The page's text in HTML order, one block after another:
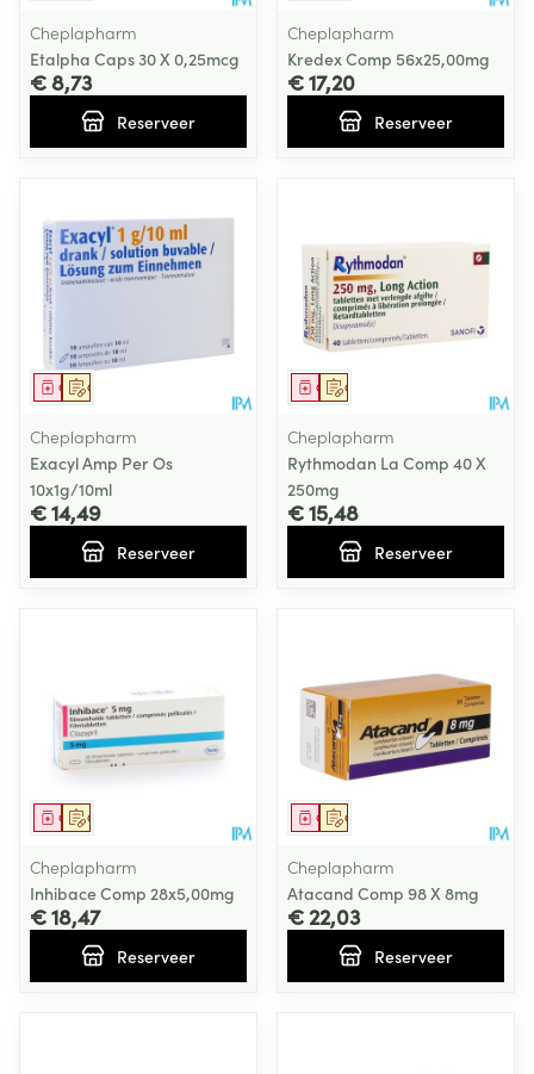
Cheplapharm
Etalpha Caps 30 X 0,25mcg
€ 8,73
Reserveer
Cheplapharm
Kredex Comp 56x25,00mg
€ 17,20
Reserveer
Op voorschrift
Geneesmiddel
Cheplapharm
Exacyl Amp Per Os
10x1g/10ml
€ 14,49
Reserveer
Op voorschrift
Geneesmiddel
Cheplapharm
Rythmodan La Comp 40 X
250mg
€ 15,48
Reserveer
Op voorschrift
Geneesmiddel
Cheplapharm
Inhibace Comp 28x5,00mg
€ 18,47
Reserveer
Op voorschrift
Geneesmiddel
Cheplapharm
Atacand Comp 98 X 8mg
€ 22,03
Reserveer